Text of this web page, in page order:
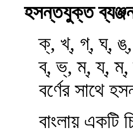
হসন্তযুক্ত
ক্, খ্, গ্, ঘ্,
ব্, ভ্, ম্, য্,ম্,
বর্ণের
বাংলায় একটি